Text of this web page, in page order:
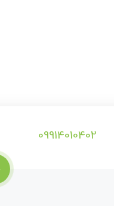
09914010402